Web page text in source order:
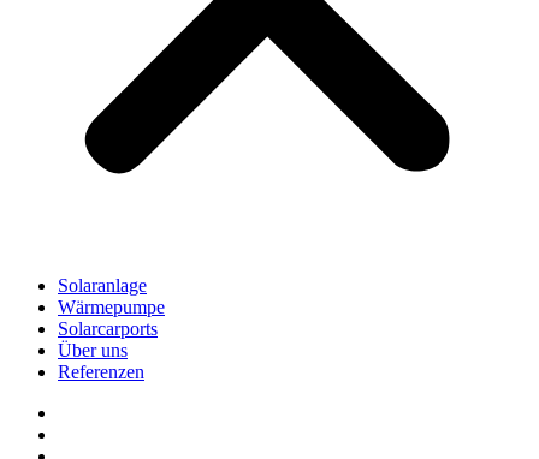
Solaranlage
Wärmepumpe
Solarcarports
Über uns
Referenzen